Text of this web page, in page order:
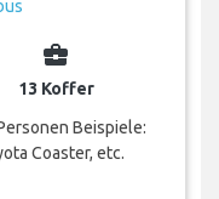
business_center
13 Koffer
Beispiele:
Coaster, etc.